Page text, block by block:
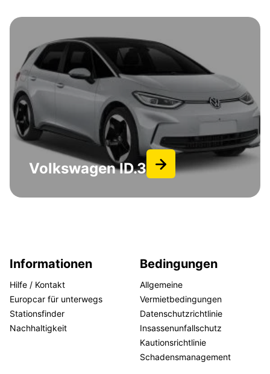
Volkswagen ID.3
Informationen
Hilfe / Kontakt
Europcar für unterwegs
Stationsfinder
Nachhaltigkeit
Bedingungen
Allgemeine
Vermietbedingungen
Datenschutzrichtlinie
Insassenunfallschutz
Kautionsrichtlinie
Schadensmanagement